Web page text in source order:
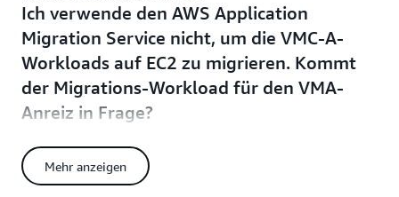
Ich verwende den AWS Application
Migration Service nicht, um die VMC-A-
Workloads auf EC2 zu migrieren. Kommt
der Migrations-Workload für den VMA-
Anreiz in Frage?
Service (MGN) empfehlen, qualifizieren sich berechtigte
Workloads für die VMA-Vorteile, unabhängig vom verwendeten
Migrationstool. Wenden Sie sich an Ihren AWS-Vertreter, um die
Mehr anzeigen